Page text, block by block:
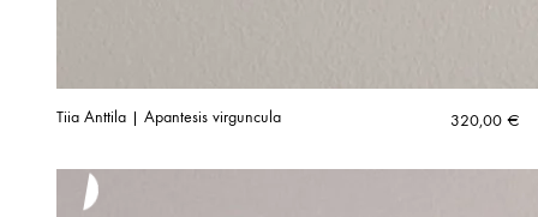
Tiia Anttila | Apantesis virguncula 320,00 €